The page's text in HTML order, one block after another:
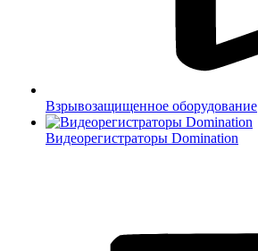
Взрывозащищенное оборудование
Видеорегистраторы Domination